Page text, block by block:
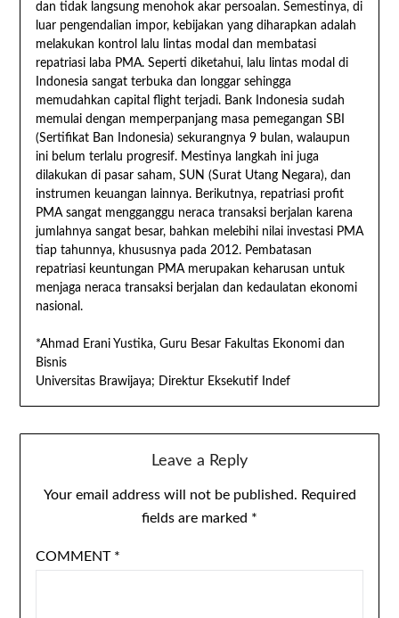
dan tidak langsung menohok akar persoalan. Semestinya, di
luar pengendalian impor, kebijakan yang diharapkan adalah
melakukan kontrol lalu lintas modal dan membatasi
repatriasi laba PMA. Seperti diketahui, lalu lintas modal di
Indonesia sangat terbuka dan longgar sehingga
memudahkan capital flight terjadi. Bank Indonesia sudah
memulai dengan memperpanjang masa pemegangan SBI
(Sertifikat Ban Indonesia) sekurangnya 9 bulan, walaupun
ini belum terlalu progresif. Mestinya langkah ini juga
dilakukan di pasar saham, SUN (Surat Utang Negara), dan
instrumen keuangan lainnya. Berikutnya, repatriasi profit
PMA sangat mengganggu neraca transaksi berjalan karena
jumlahnya sangat besar, bahkan melebihi nilai investasi PMA
tiap tahunnya, khususnya pada 2012. Pembatasan
repatriasi keuntungan PMA merupakan keharusan untuk
menjaga neraca transaksi berjalan dan kedaulatan ekonomi
nasional.
*Ahmad Erani Yustika, Guru Besar Fakultas Ekonomi dan
Bisnis
Universitas Brawijaya; Direktur Eksekutif Indef
Leave a Reply
Your email address will not be published. Required
fields are marked *
COMMENT *